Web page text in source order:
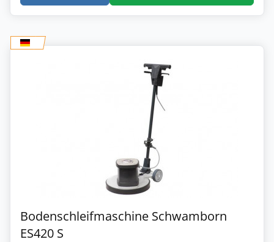
Bodenschleifmaschine Schwamborn
ES420 S